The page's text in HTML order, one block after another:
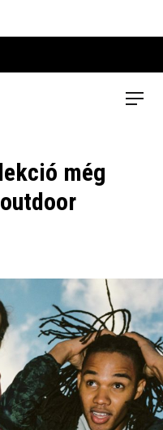
Menu
még